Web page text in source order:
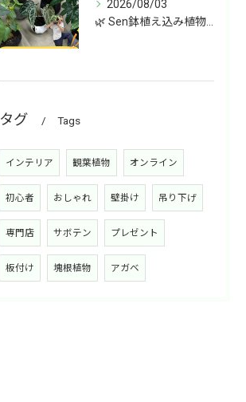
2026/08/03
タグ Tags
インテリア 観葉植物 オンライン
初心者 おしゃれ 壁掛け 吊り下げ
専門店 サボテン プレゼント
板付け 塊根植物 アガベ